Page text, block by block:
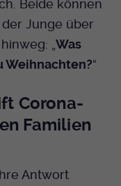
Beide können
Junge über
„ Was
Weihnachten?“
Corona-
Familien
Antwort
um
im TYPO3
ist und die Seite
GmbH
ID.